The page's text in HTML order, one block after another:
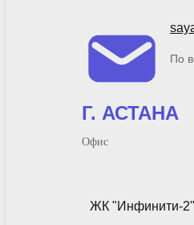
По
Г. АСТАНА
Офис
ЖК "Инфинити-